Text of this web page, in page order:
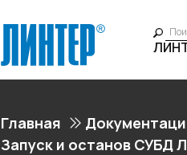
Главная
Запуск и останов СУБД